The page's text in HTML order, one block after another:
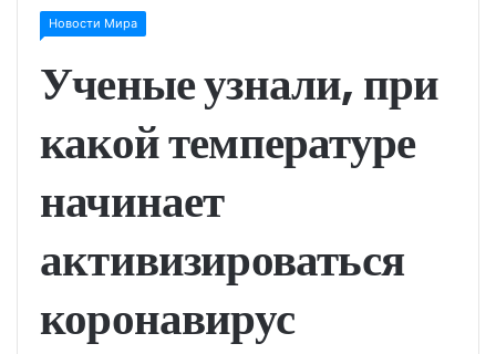
Новости Мира
Ученые узнали, при
какой температуре
начинает
активизироваться
коронавирус